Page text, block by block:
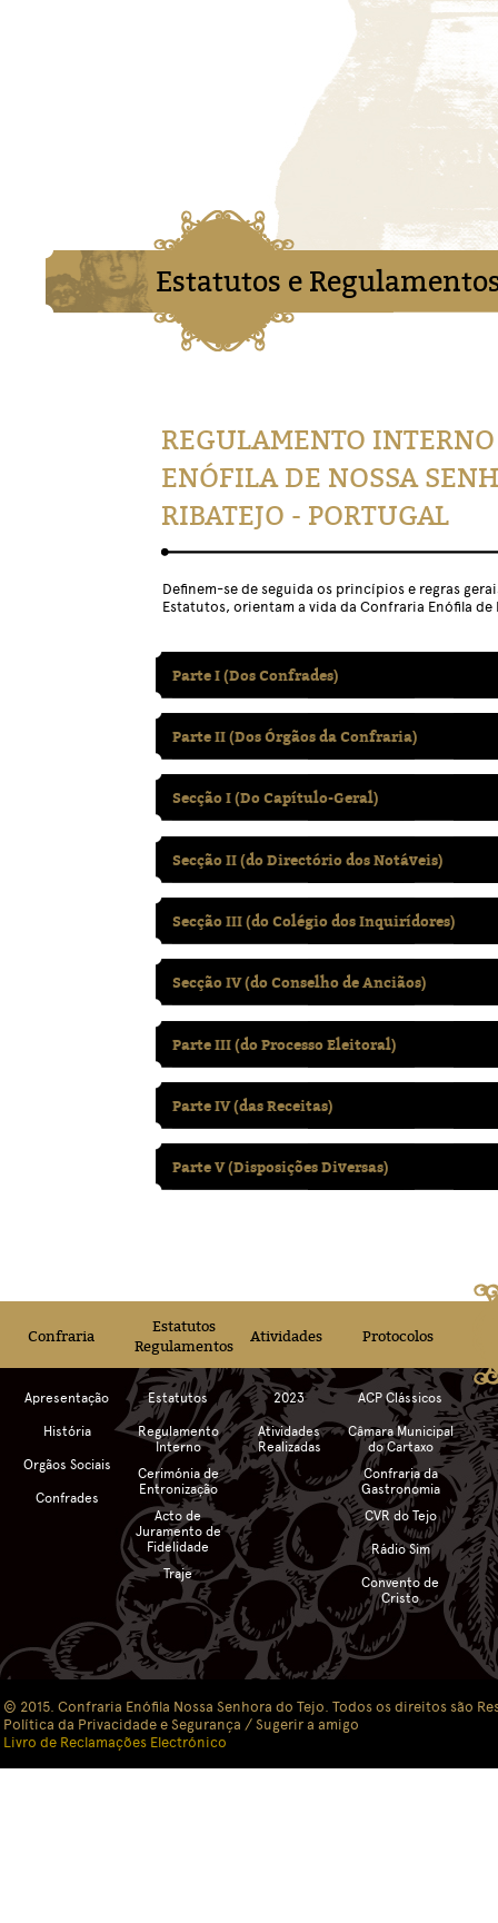
Estatutos e
REGULAMENTO
ENÓFILA DE NOSSA
RIBATEJO - PORTUGAL
Definem-se de seguida os princípios e regras
Estatutos, orientam a vida da Confraria Enófila
Parte I (Dos Confrades)
Parte II (Dos Órgãos da Confraria)
Secção I (Do Capítulo-Geral)
Secção II (do Directório dos Notáveis)
Secção III (do Colégio dos Inquirídores)
Secção IV (do Conselho de Anciãos)
Parte III (do Processo Eleitoral)
Parte IV (das Receitas)
Parte V (Disposições Diversas)
Confraria
Estatutos
Regulamentos
Atividades Protocolos
Apresentação
História
Orgãos Sociais
Confrades
Estatutos
Regulamento
Interno
Cerimónia de
Entronização
Acto de
Juramento de
Fidelidade
Traje
2023
Atividades
Realizadas
ACP Clássicos
Câmara Municipal
do Cartaxo
Confraria da
Gastronomia
CVR do Tejo
Rádio Sim
Convento de
Cristo
© 2015. Confraria Enófila Nossa Senhora do Tejo. Todos os direitos são
Política da Privacidade e Segurança / Sugerir a amigo
Livro de Reclamações Electrónico